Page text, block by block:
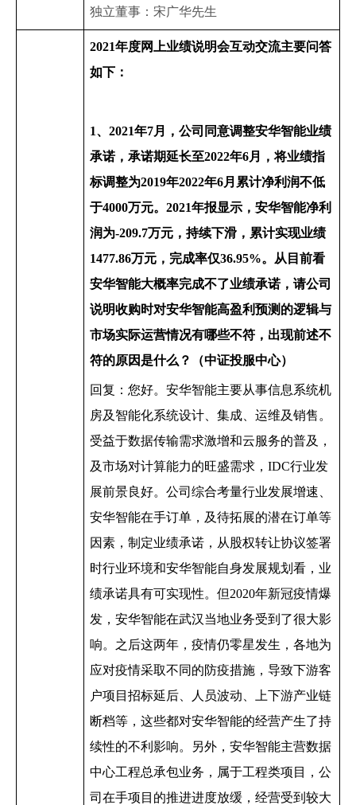
独立董事：宋广华先生
2021年度网上业绩说明会互动交流主要问答
如下：
1、 2021年7月，公司同意调整安华智能业绩
承诺，承诺期延长至2022年6月，将业绩指
标调整为2019年2022年6月累计净利润不低
于4000万元。 2021年报显示，安华智能净利
润为-209.7万元，持续下滑，累计实现业绩
1477.86万元，完成率仅36.95%。从目前看
安华智能大概率完成不了业绩承诺，请公司
说明收购时对安华智能高盈利预测的逻辑与
市场实际运营情况有哪些不符，出现前述不
符的原因是什么？（中证投服中心）
回复：您好。安华智能主要从事信息系统机
房及智能化系统设计、集成、运维及销售。
受益于数据传输需求激增和云服务的普及，
及市场对计算能力的旺盛需求， IDC行业发
展前景良好。公司综合考量行业发展增速、
安华智能在手订单，及待拓展的潜在订单等
因素，制定业绩承诺，从股权转让协议签署
时行业环境和安华智能自身发展规划看，业
绩承诺具有可实现性。但2020年新冠疫情爆
发，安华智能在武汉当地业务受到了很大影
响。之后这两年，疫情仍零星发生，各地为
应对疫情采取不同的防疫措施，导致下游客
户项目招标延后、人员波动、上下游产业链
断档等，这些都对安华智能的经营产生了持
续性的不利影响。另外，安华智能主营数据
中心工程总承包业务，属于工程类项目，公
司在手项目的推进进度放缓，经营受到较大